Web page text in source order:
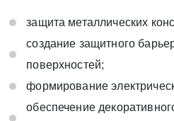
защита металлических
создание защитного
поверхностей;
формирование
обеспечение